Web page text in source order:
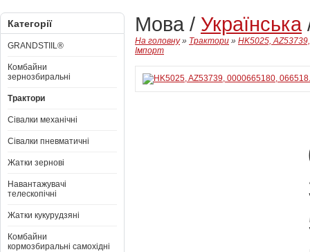
Категорії
GRANDSTIIL®
Комбайни
зернозбиральні
Трактори
Сівалки механічні
Сівалки пневматичні
Жатки зернові
Навантажувачі
телескопічні
Жатки кукурудзяні
Комбайни
кормозбиральні самохідні
Мова / Українська
На головну» Трактори » HK5025,
Імпорт